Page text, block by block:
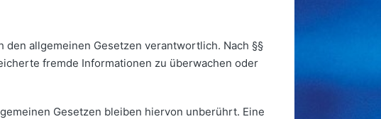
den allgemeinen Gesetzen verantwortlich. Nach §§
fremde Informationen zu überwachen oder
Gesetzen bleiben hiervon unberührt. Eine